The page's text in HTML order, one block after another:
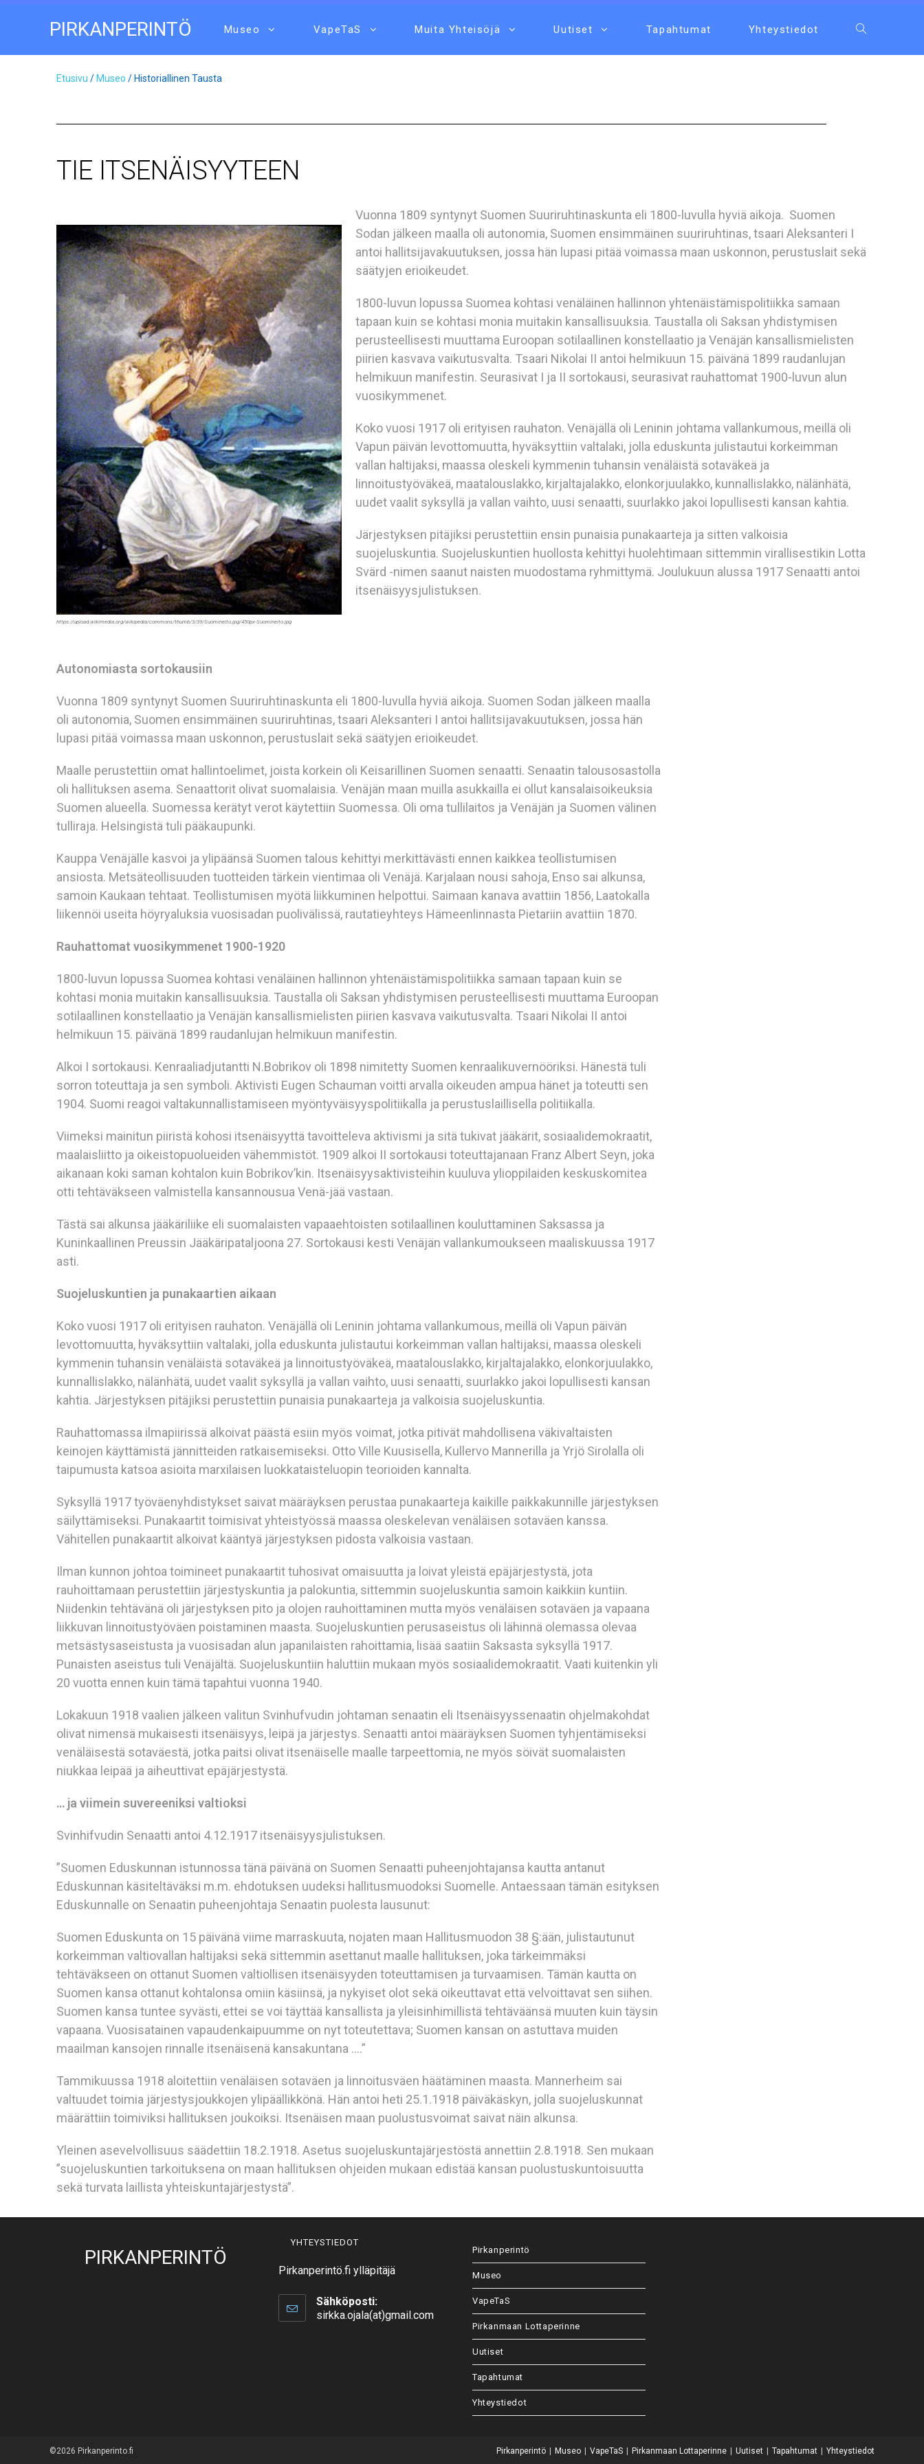
PIRKANPERINTÖ Museo VapeTaS Muita Yhteisöjä Uutiset Tapahtumat Yhteystiedot
Etusivu / Museo / Historiallinen Tausta
TIE ITSENÄISYYTEEN
https://upload.wikimedia.org/wikipedia/commons/thumb/3/39/Suomineito.jpg/450px-Suomineito.jpg
Vuonna 1809 syntynyt Suomen Suuriruhtinaskunta eli 1800-luvulla hyviä aikoja. Suomen
Sodan jälkeen maalla oli autonomia, Suomen ensimmäinen suuriruhtinas, tsaari Aleksanteri I
antoi hallitsijavakuutuksen, jossa hän lupasi pitää voimassa maan uskonnon, perustuslait sekä
säätyjen erioikeudet.
1800-luvun lopussa Suomea kohtasi venäläinen hallinnon yhtenäistämispolitiikka samaan
tapaan kuin se kohtasi monia muitakin kansallisuuksia. Taustalla oli Saksan yhdistymisen
perusteellisesti muuttama Euroopan sotilaallinen konstellaatio ja Venäjän kansallismielisten
piirien kasvava vaikutusvalta. Tsaari Nikolai II antoi helmikuun 15. päivänä 1899 raudanlujan
helmikuun manifestin. Seurasivat I ja II sortokausi, seurasivat rauhattomat 1900-luvun alun
vuosikymmenet.
Koko vuosi 1917 oli erityisen rauhaton. Venäjällä oli Leninin johtama vallankumous, meillä oli
Vapun päivän levottomuutta, hyväksyttiin valtalaki, jolla eduskunta julistautui korkeimman
vallan haltijaksi, maassa oleskeli kymmenin tuhansin venäläistä sotaväkeä ja
linnoitustyöväkeä, maatalouslakko, kirjaltajalakko, elonkorjuulakko, kunnallislakko, nälänhätä,
uudet vaalit syksyllä ja vallan vaihto, uusi senaatti, suurlakko jakoi lopullisesti kansan kahtia.
Järjestyksen pitäjiksi perustettiin ensin punaisia punakaarteja ja sitten valkoisia
suojeluskuntia. Suojeluskuntien huollosta kehittyi huolehtimaan sittemmin virallisestikin Lotta
Svärd -nimen saanut naisten muodostama ryhmittymä. Joulukuun alussa 1917 Senaatti antoi
itsenäisyysjulistuksen.
Autonomiasta sortokausiin
Vuonna 1809 syntynyt Suomen Suuriruhtinaskunta eli 1800-luvulla hyviä aikoja. Suomen Sodan jälkeen maalla
oli autonomia, Suomen ensimmäinen suuriruhtinas, tsaari Aleksanteri I antoi hallitsijavakuutuksen, jossa hän
lupasi pitää voimassa maan uskonnon, perustuslait sekä säätyjen erioikeudet.
Maalle perustettiin omat hallintoelimet, joista korkein oli Keisarillinen Suomen senaatti. Senaatin talousosastolla
oli hallituksen asema. Senaattorit olivat suomalaisia. Venäjän maan muilla asukkailla ei ollut kansalaisoikeuksia
Suomen alueella. Suomessa kerätyt verot käytettiin Suomessa. Oli oma tullilaitos ja Venäjän ja Suomen välinen
tulliraja. Helsingistä tuli pääkaupunki.
Kauppa Venäjälle kasvoi ja ylipäänsä Suomen talous kehittyi merkittävästi ennen kaikkea teollistumisen
ansiosta. Metsäteollisuuden tuotteiden tärkein vientimaa oli Venäjä. Karjalaan nousi sahoja, Enso sai alkunsa,
samoin Kaukaan tehtaat. Teollistumisen myötä liikkuminen helpottui. Saimaan kanava avattiin 1856, Laatokalla
liikennöi useita höyryaluksia vuosisadan puolivälissä, rautatieyhteys Hämeenlinnasta Pietariin avattiin 1870.
Rauhattomat vuosikymmenet 1900-1920
1800-luvun lopussa Suomea kohtasi venäläinen hallinnon yhtenäistämispolitiikka samaan tapaan kuin se
kohtasi monia muitakin kansallisuuksia. Taustalla oli Saksan yhdistymisen perusteellisesti muuttama Euroopan
sotilaallinen konstellaatio ja Venäjän kansallismielisten piirien kasvava vaikutusvalta. Tsaari Nikolai II antoi
helmikuun 15. päivänä 1899 raudanlujan helmikuun manifestin.
Alkoi I sortokausi. Kenraaliadjutantti N.Bobrikov oli 1898 nimitetty Suomen kenraalikuvernööriksi. Hänestä tuli
sorron toteuttaja ja sen symboli. Aktivisti Eugen Schauman voitti arvalla oikeuden ampua hänet ja toteutti sen
1904. Suomi reagoi valtakunnallistamiseen myöntyväisyyspolitiikalla ja perustuslaillisella politiikalla.
Viimeksi mainitun piiristä kohosi itsenäisyyttä tavoitteleva aktivismi ja sitä tukivat jääkärit, sosiaalidemokraatit,
maalaisliitto ja oikeistopuolueiden vähemmistöt. 1909 alkoi II sortokausi toteuttajanaan Franz Albert Seyn, joka
aikanaan koki saman kohtalon kuin Bobrikov’kin. Itsenäisyysaktivisteihin kuuluva ylioppilaiden keskuskomitea
otti tehtäväkseen valmistella kansannousua Venä-jää vastaan.
Tästä sai alkunsa jääkäriliike eli suomalaisten vapaaehtoisten sotilaallinen kouluttaminen Saksassa ja
Kuninkaallinen Preussin Jääkäripataljoona 27. Sortokausi kesti Venäjän vallankumoukseen maaliskuussa 1917
asti.
Suojeluskuntien ja punakaartien aikaan
Koko vuosi 1917 oli erityisen rauhaton. Venäjällä oli Leninin johtama vallankumous, meillä oli Vapun päivän
levottomuutta, hyväksyttiin valtalaki, jolla eduskunta julistautui korkeimman vallan haltijaksi, maassa oleskeli
kymmenin tuhansin venäläistä sotaväkeä ja linnoitustyöväkeä, maatalouslakko, kirjaltajalakko, elonkorjuulakko,
kunnallislakko, nälänhätä, uudet vaalit syksyllä ja vallan vaihto, uusi senaatti, suurlakko jakoi lopullisesti kansan
kahtia. Järjestyksen pitäjiksi perustettiin punaisia punakaarteja ja valkoisia suojeluskuntia.
Rauhattomassa ilmapiirissä alkoivat päästä esiin myös voimat, jotka pitivät mahdollisena väkivaltaisten
keinojen käyttämistä jännitteiden ratkaisemiseksi. Otto Ville Kuusisella, Kullervo Mannerilla ja Yrjö Sirolalla oli
taipumusta katsoa asioita marxilaisen luokkataisteluopin teorioiden kannalta.
Syksyllä 1917 työväenyhdistykset saivat määräyksen perustaa punakaarteja kaikille paikkakunnille järjestyksen
säilyttämiseksi. Punakaartit toimisivat yhteistyössä maassa oleskelevan venäläisen sotaväen kanssa.
Vähitellen punakaartit alkoivat kääntyä järjestyksen pidosta valkoisia vastaan.
Ilman kunnon johtoa toimineet punakaartit tuhosivat omaisuutta ja loivat yleistä epäjärjestystä, jota
rauhoittamaan perustettiin järjestyskuntia ja palokuntia, sittemmin suojeluskuntia samoin kaikkiin kuntiin.
Niidenkin tehtävänä oli järjestyksen pito ja olojen rauhoittaminen mutta myös venäläisen sotaväen ja vapaana
liikkuvan linnoitustyöväen poistaminen maasta. Suojeluskuntien perusaseistus oli lähinnä olemassa olevaa
metsästysaseistusta ja vuosisadan alun japanilaisten rahoittamia, lisää saatiin Saksasta syksyllä 1917.
Punaisten aseistus tuli Venäjältä. Suojeluskuntiin haluttiin mukaan myös sosiaalidemokraatit. Vaati kuitenkin yli
20 vuotta ennen kuin tämä tapahtui vuonna 1940.
Lokakuun 1918 vaalien jälkeen valitun Svinhufvudin johtaman senaatin eli Itsenäisyyssenaatin ohjelmakohdat
olivat nimensä mukaisesti itsenäisyys, leipä ja järjestys. Senaatti antoi määräyksen Suomen tyhjentämiseksi
venäläisestä sotaväestä, jotka paitsi olivat itsenäiselle maalle tarpeettomia, ne myös söivät suomalaisten
niukkaa leipää ja aiheuttivat epäjärjestystä.
… ja viimein suvereeniksi valtioksi
Svinhifvudin Senaatti antoi 4.12.1917 itsenäisyysjulistuksen.
”Suomen Eduskunnan istunnossa tänä päivänä on Suomen Senaatti puheenjohtajansa kautta antanut
Eduskunnan käsiteltäväksi m.m. ehdotuksen uudeksi hallitusmuodoksi Suomelle. Antaessaan tämän esityksen
Eduskunnalle on Senaatin puheenjohtaja Senaatin puolesta lausunut:
Suomen Eduskunta on 15 päivänä viime marraskuuta, nojaten maan Hallitusmuodon 38 §:ään, julistautunut
korkeimman valtiovallan haltijaksi sekä sittemmin asettanut maalle hallituksen, joka tärkeimmäksi
tehtäväkseen on ottanut Suomen valtiollisen itsenäisyyden toteuttamisen ja turvaamisen. Tämän kautta on
Suomen kansa ottanut kohtalonsa omiin käsiinsä, ja nykyiset olot sekä oikeuttavat että velvoittavat sen siihen.
Suomen kansa tuntee syvästi, ettei se voi täyttää kansallista ja yleisinhimillistä tehtäväänsä muuten kuin täysin
vapaana. Vuosisatainen vapaudenkaipuumme on nyt toteutettava; Suomen kansan on astuttava muiden
maailman kansojen rinnalle itsenäisenä kansakuntana ….”
Tammikuussa 1918 aloitettiin venäläisen sotaväen ja linnoitusväen häätäminen maasta. Mannerheim sai
valtuudet toimia järjestysjoukkojen ylipäällikkönä. Hän antoi heti 25.1.1918 päiväkäskyn, jolla suojeluskunnat
määrättiin toimiviksi hallituksen joukoiksi. Itsenäisen maan puolustusvoimat saivat näin alkunsa.
Yleinen asevelvollisuus säädettiin 18.2.1918. Asetus suojeluskuntajärjestöstä annettiin 2.8.1918. Sen mukaan
”suojeluskuntien tarkoituksena on maan hallituksen ohjeiden mukaan edistää kansan puolustuskuntoisuutta
sekä turvata laillista yhteiskuntajärjestystä”.
PIRKANPERINTÖ
YHTEYSTIEDOT
Pirkanperintö.fi ylläpitäjä
Sähköposti:
sirkka.ojala(at)gmail.com
Pirkanperintö
Museo
VapeTaS
Pirkanmaan Lottaperinne
Uutiset
Tapahtumat
Yhteystiedot
Pirkanperintö Museo VapeTaS Pirkanmaan Lottaperinne Uutiset Tapahtumat Yhteystiedot
©2026 Pirkanperinto.fi